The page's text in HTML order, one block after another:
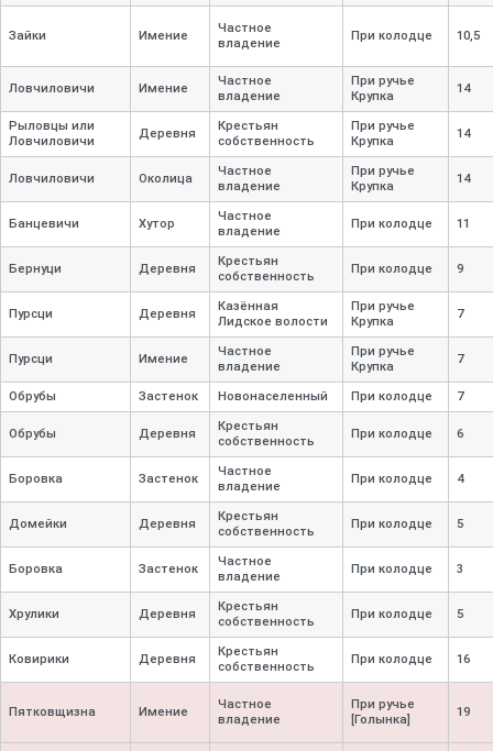
Зайки Имение
Частное
владение
При колодце 10,5
Ловчиловичи Имение
Частное
владение
При ручье
Крупка
14
Рыловцы или
Ловчиловичи
Деревня
Крестьян
собственность
При ручье
Крупка
14
Ловчиловичи Околица
Частное
владение
При ручье
Крупка
14
Банцевичи Хутор
Частное
владение
При колодце 11
Бернуци Деревня
Крестьян
собственность
При колодце 9
Пурсци Деревня
Казённая
Лидское волости
При ручье
Крупка
7
Пурсци Имение
Частное
владение
При ручье
Крупка
7
Обрубы Застенок Новонаселенный При колодце 7
Обрубы Деревня
Крестьян
собственность
При колодце 6
Боровка Застенок
Частное
владение
При колодце 4
Домейки Деревня
Крестьян
собственность
При колодце 5
Боровка Застенок
Частное
владение
При колодце 3
Хрулики Деревня
Крестьян
собственность
При колодце 5
Ковирики Деревня
Крестьян
собственность
При колодце 16
Пятковщизна Имение
Частное
владение
При ручье
[Голынка]
19